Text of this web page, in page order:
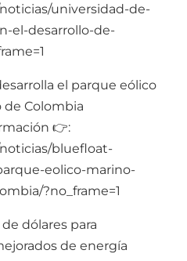
universidad-de-
el-desarrollo-de-
el parque eólico
de Colombia
👉:
bluefloat-
eolico-marino-
?no_frame=1
dólares para
de energía